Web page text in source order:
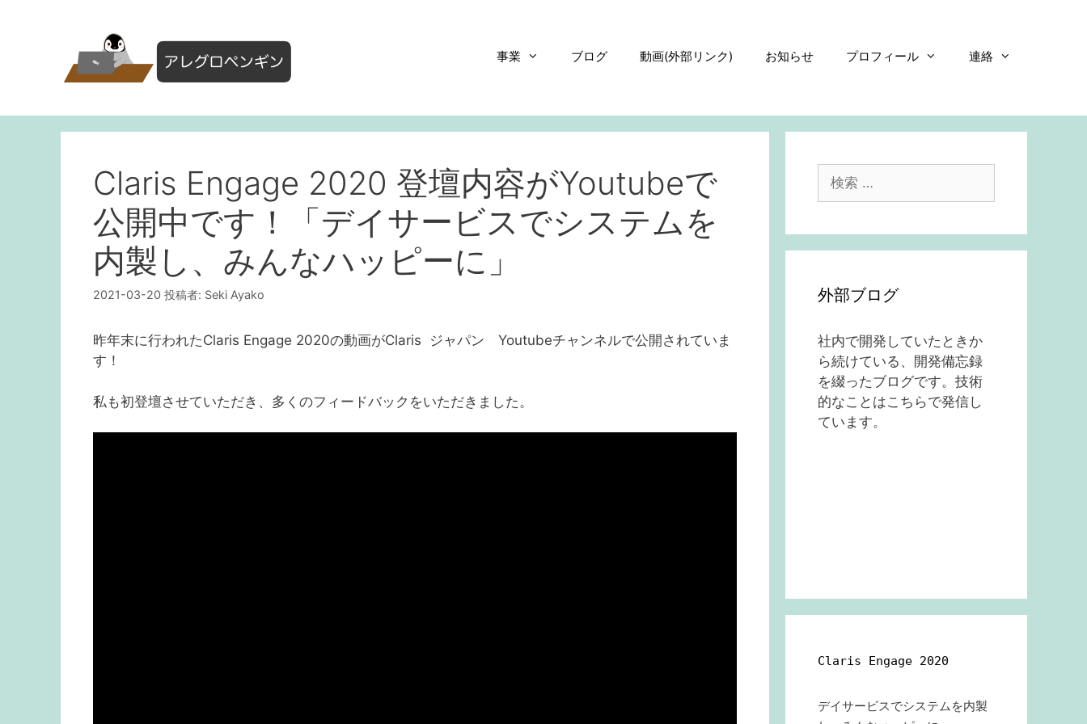
事業 ブログ 動画(外部リンク) お知らせ プロフィール 連絡
Claris Engage 2020 登壇内容がYoutubeで
公開中です！「デイサービスでシステムを
内製し、みんなハッピーに」
2021-03-20 投稿者: Seki Ayako
昨年末に行われたClaris Engage 2020の動画がClaris ジャパン Youtubeチャンネルで公開されていま
す！
私も初登壇させていただき、多くのフィードバックをいただきました。
索:
外部ブログ
社内で開発していたときか
ら続けている、開発備忘録
を綴ったブログです。技術
的なことはこちらで発信し
ています。
Claris Engage 2020
デイサービスでシステムを内製